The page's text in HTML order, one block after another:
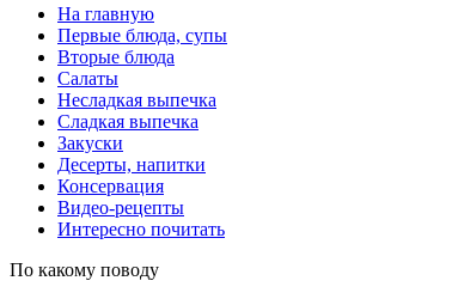
На главную
Первые блюда, супы
Вторые блюда
Салаты
Несладкая выпечка
Сладкая выпечка
Закуски
Десерты, напитки
Консервация
Видео-рецепты
Интересно почитать
По какому поводу